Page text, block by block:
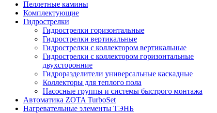
Пеллетные камины
Комплектующие
Гидрострелки
Гидрострелки горизонтальные
Гидрострелки вертикальные
Гидрострелки с коллектором вертикальные
Гидрострелки с коллектором горизонтальные
двухсторонние
Гидроразделители универсальные каскадные
Коллекторы для теплого пола
Насосные группы и системы быстрого монтажа
Автоматика ZOTA TurboSet
Нагревательные элементы ТЭНБ